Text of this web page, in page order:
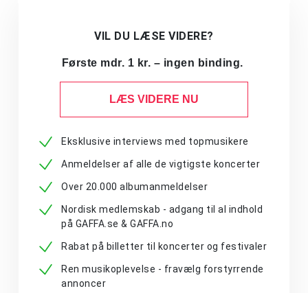
VIL DU LÆSE VIDERE?
Første mdr. 1 kr. – ingen binding.
LÆS VIDERE NU
Eksklusive interviews med topmusikere
Anmeldelser af alle de vigtigste koncerter
Over 20.000 albumanmeldelser
Nordisk medlemskab - adgang til al indhold
på GAFFA.se & GAFFA.no
Rabat på billetter til koncerter og festivaler
Ren musikoplevelse - fravælg forstyrrende
annoncer